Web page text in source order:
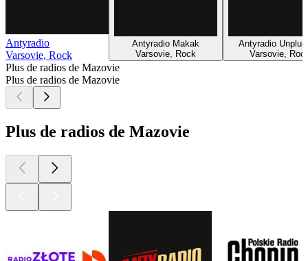
Antyradio
Varsovie, Rock
Antyradio Makak
Varsovie, Rock
Antyradio
Varsovie,
Plus de radios de Mazovie
Plus de radios de Mazovie
Plus de radios de Mazovie